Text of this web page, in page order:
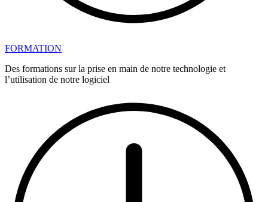
FORMATION
Des formations sur la prise en main de notre technologie et
l’utilisation de notre logiciel